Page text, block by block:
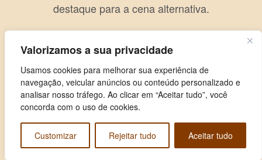
Valorizamos a sua privacidade
Usamos cookies para melhorar sua experiência de
navegação, veicular anúncios ou conteúdo personalizado e
analisar nosso tráfego. Ao clicar em “Aceitar tudo”, você
concorda com o uso de cookies.
Customizar Rejeitar tudo Aceitar tudo
destaque para a cena alternativa.
Copyright © 2026 Aldeia Nagô. Todos os direitos reservados.